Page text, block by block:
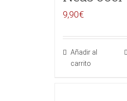
9,90€
Añadir al
carrito